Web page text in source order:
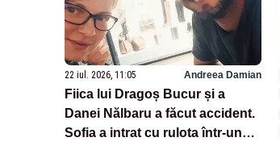
22 iul. 2026, 11:05 Andreea Damian
Fiica lui Dragoș Bucur și a
Danei Nălbaru a făcut accident.
Sofia a intrat cu rulota într-un